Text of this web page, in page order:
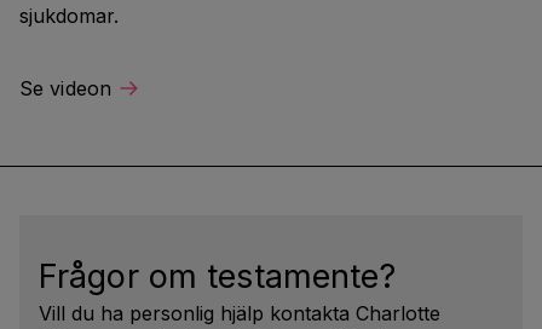
sjukdomar.
Se videon
Frågor om testamente?
Vill du ha personlig hjälp kontakta Charlotte